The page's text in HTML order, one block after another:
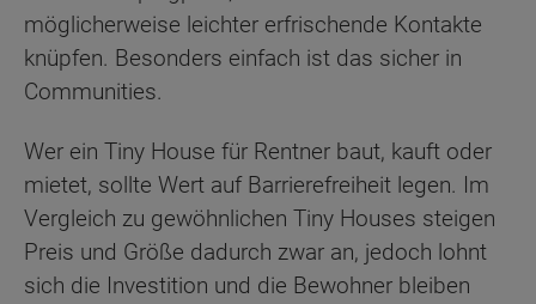
möglicherweise leichter erfrischende Kontakte
knüpfen. Besonders einfach ist das sicher in
Communities.
Wer ein Tiny House für Rentner baut, kauft oder
mietet, sollte Wert auf Barrierefreiheit legen. Im
Vergleich zu gewöhnlichen Tiny Houses steigen
Preis und Größe dadurch zwar an, jedoch lohnt
sich die Investition und die Bewohner bleiben